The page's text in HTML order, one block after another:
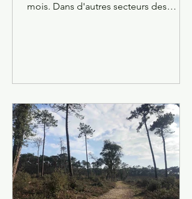
mois. Dans d'autres secteurs des